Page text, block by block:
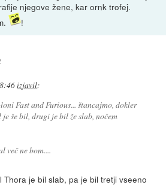
njegove žene, kar ornk trofej.
!
izjavil:
Fast and Furious... štancajmo, dokler
še bil, drugi je bil že slab, nočem
več ne bom....
Thora je bil slab, pa je bil tretji vseeno